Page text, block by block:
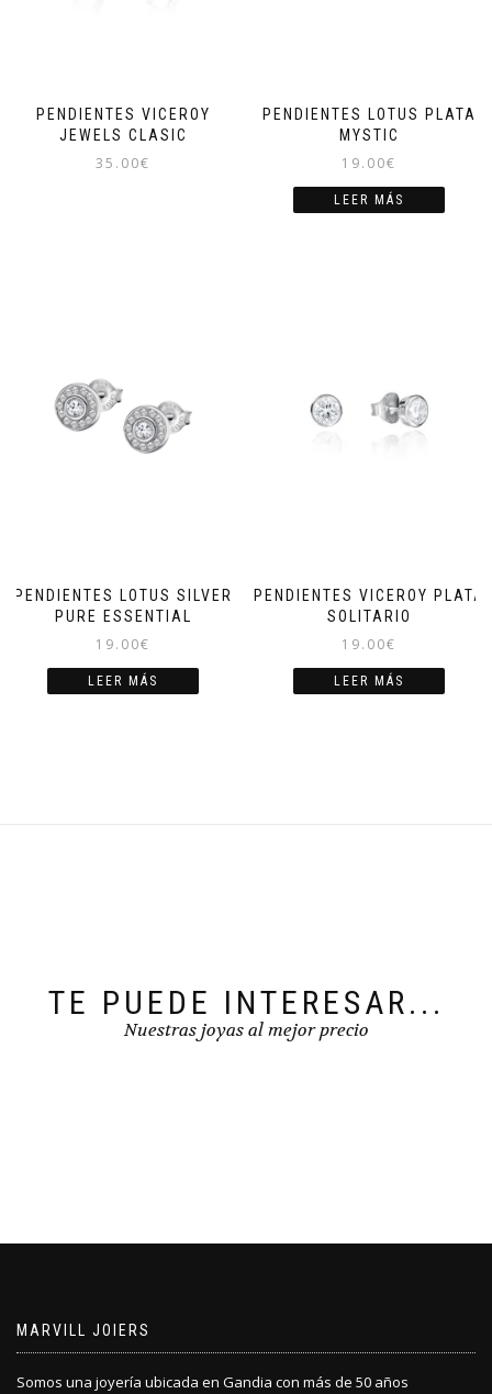
PENDIENTES VICEROY
JEWELS CLASIC
35.00€
PENDIENTES LOTUS PLATA
MYSTIC
19.00€
LEER MÁS
PENDIENTES LOTUS SILVER
PURE ESSENTIAL
19.00€
LEER MÁS
PENDIENTES VICEROY PLATA
SOLITARIO
19.00€
LEER MÁS
TE PUEDE INTERESAR...
Nuestras joyas al mejor precio
MARVILL JOIERS
Somos una joyería ubicada en Gandia con más de 50 años